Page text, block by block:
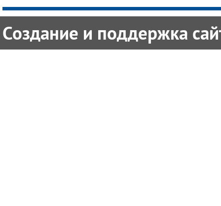
Создание и поддержка